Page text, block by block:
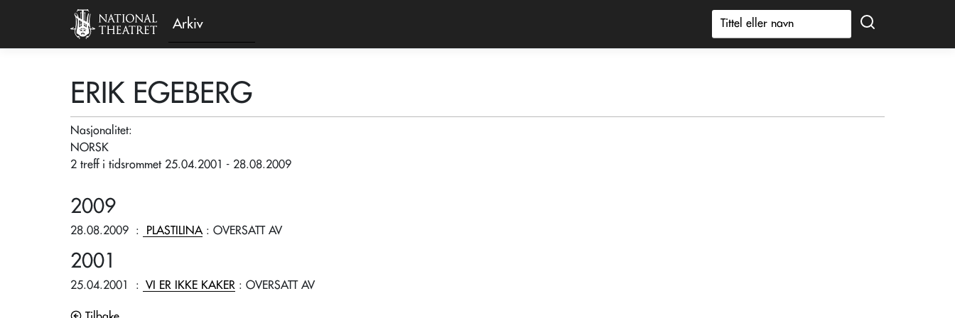
Arkiv
ERIK EGEBERG
Nasjonalitet:
NORSK
2 treff i tidsrommet 25.04.2001 - 28.08.2009
2009
28.08.2009 : PLASTILINA : OVERSATT AV
2001
25.04.2001 : VI ER IKKE KAKER : OVERSATT AV